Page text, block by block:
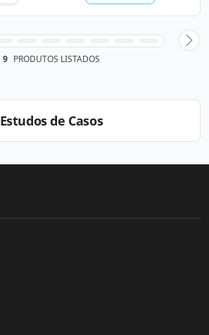
9 PRODUTOS LISTADOS
Estudos de Casos